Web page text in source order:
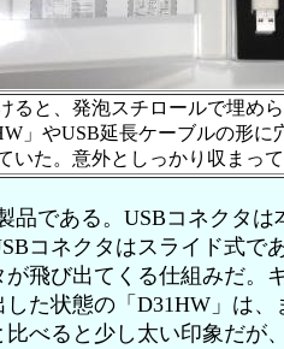
ると、発泡スチロールで埋め
」やUSB延長ケーブルの形
いた。意外としっかり収まって
品である。USBコネクタ
コネクタはスライド式で
飛び出てくる仕組みだ。
た状態の「D31HW」は
べると少し太い印象だが